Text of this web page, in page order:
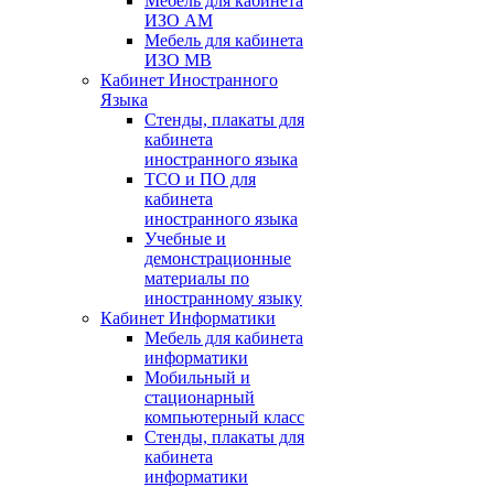
ИЗО АМ
Мебель для кабинета
ИЗО МВ
Кабинет Иностранного
Языка
Стенды, плакаты для
кабинета
иностранного языка
ТСО и ПО для
кабинета
иностранного языка
Учебные и
демонстрационные
материалы по
иностранному языку
Кабинет Информатики
Мебель для кабинета
информатики
Мобильный и
стационарный
компьютерный класс
Стенды, плакаты для
кабинета
информатики